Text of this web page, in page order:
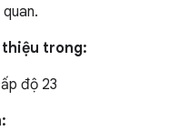
quan.
trong:
độ 23